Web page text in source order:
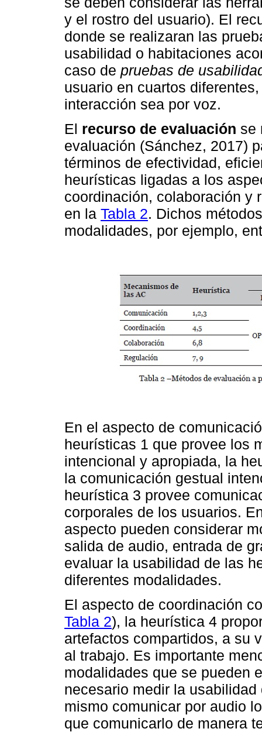
y el rostro del usuario). El
donde se realizaran las
usabilidad o habitaciones
caso de pruebas de
usuario en cuartos
interacción sea por voz.
El recurso de evaluación se
evaluación (Sánchez, 2017)
términos de efectividad,
heurísticas ligadas a los
coordinación, colaboración y
en la Tabla 2. Dichos
modalidades, por ejemplo,
En el aspecto de
heurísticas 1 que provee los
intencional y apropiada, la
la comunicación gestual
heurística 3 provee
corporales de los usuarios.
aspecto pueden considerar
salida de audio, entrada de
evaluar la usabilidad de las
diferentes modalidades.
El aspecto de coordinación
Tabla 2), la heurística 4
artefactos compartidos, a su
al trabajo. Es importante
modalidades que se pueden
necesario medir la
mismo comunicar por audio
que comunicarlo de manera